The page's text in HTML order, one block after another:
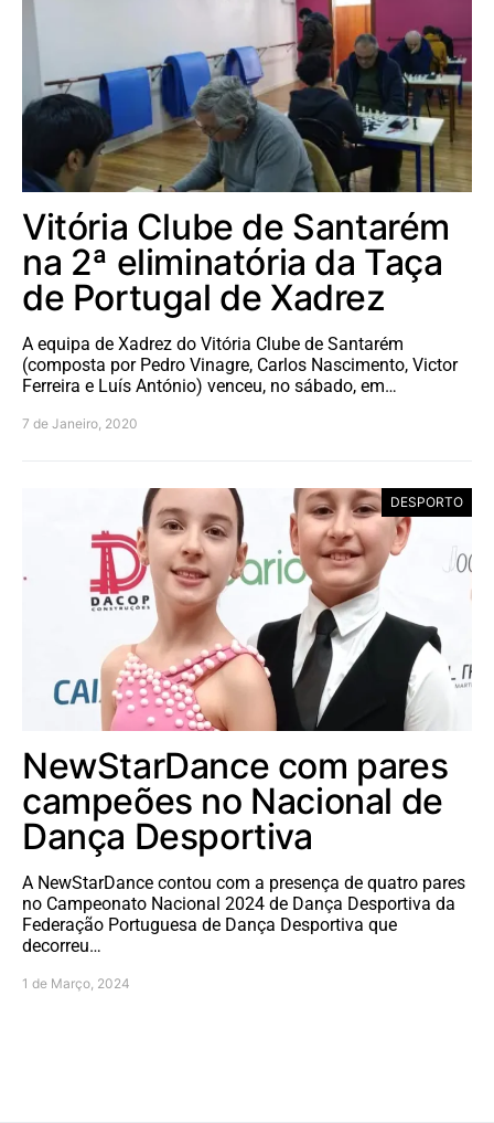
Vitória Clube de Santarém
na 2ª eliminatória da Taça
de Portugal de Xadrez
A equipa de Xadrez do Vitória Clube de Santarém
(composta por Pedro Vinagre, Carlos Nascimento, Victor
Ferreira e Luís António) venceu, no sábado, em…
7 de Janeiro, 2020
DESPORTO
NewStarDance com pares
campeões no Nacional de
Dança Desportiva
A NewStarDance contou com a presença de quatro pares
no Campeonato Nacional 2024 de Dança Desportiva da
Federação Portuguesa de Dança Desportiva que
decorreu…
1 de Março, 2024